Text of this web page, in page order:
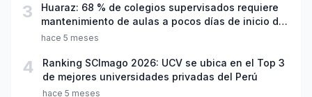
3
Huaraz: 68 % de colegios supervisados requiere
mantenimiento de aulas a pocos días de inicio del
año escolar 2026
hace 5 meses
4
Ranking SCImago 2026: UCV se ubica en el Top 3
de mejores universidades privadas del Perú
hace 5 meses